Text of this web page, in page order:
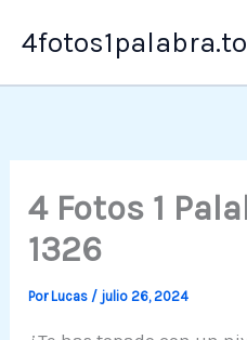
4 Fotos 1
1326
PorLucas / julio 26, 2024